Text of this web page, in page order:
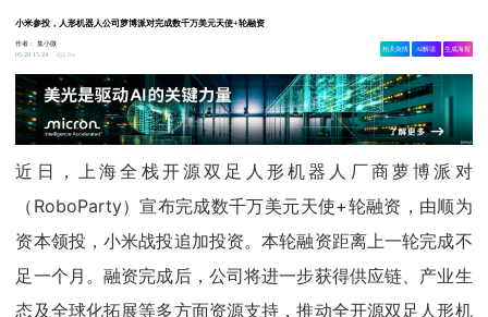
小米参投，人形机器人公司萝博派对完成数千万美元天使+轮融资
作者：集小微
05-20 15:24
2.6w
相关舆情 AI解读 生成海报
近日，上海全栈开源双足人形机器人厂商萝博派对
（RoboParty）宣布完成数千万美元天使+轮融资，由顺为
资本领投，小米战投追加投资。本轮融资距离上一轮完成不
足一个月。融资完成后，公司将进一步获得供应链、产业生
态及全球化拓展等多方面资源支持，推动全开源双足人形机